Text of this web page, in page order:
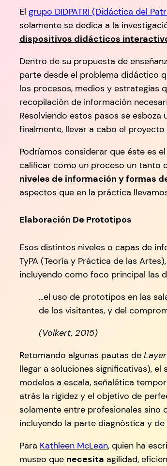
El grupo DIDPATRI (Didáctica del
solamente se dedica a la
dispositivos didácticos
Dentro de su propuesta de
parte desde el problema didáctico
los procesos, medios y estrategias
recopilación de información
Resolviendo estos pasos se
finalmente, llevar a cabo el
Podríamos considerar que éste es
calificar como un proceso un tanto
niveles de información y formas
aspectos que en la práctica
Elaboración De Prototipos
Esos distintos niveles o capas de
TyPA (Teoría y Práctica de las
incluyendo como foco principal las
…el uso de prototipos en las
de los visitantes, y del
(Volkert, 2015)
Retomando algunas pautas de
llegar a soluciones significativas),
modelos a escala, señalética
atrás la rigidez y el objetivo de
solamente entre profesionales sino
incluyendo la parte diagnóstica y
Para Kathleen McLean, quien ha
museo que necesita agilidad,